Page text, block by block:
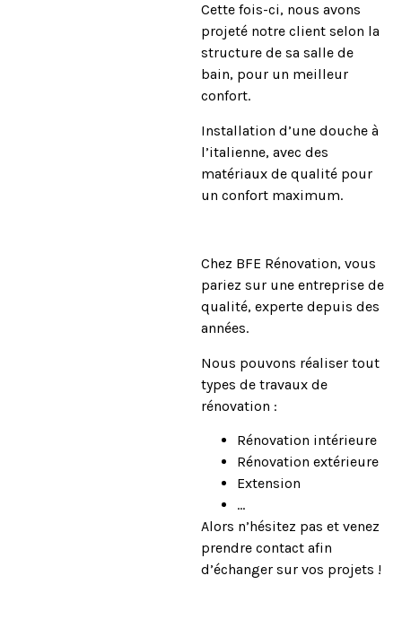
Cette fois-ci, nous avons
projeté notre client selon la
structure de sa salle de
bain, pour un meilleur
confort.
Installation d’une douche à
l’italienne, avec des
matériaux de qualité pour
un confort maximum.
Chez BFE Rénovation, vous
pariez sur une entreprise de
qualité, experte depuis des
années.
Nous pouvons réaliser tout
types de travaux de
rénovation :
Rénovation intérieure
Rénovation extérieure
Extension
…
Alors n’hésitez pas et venez
prendre contact afin
d’échanger sur vos projets !